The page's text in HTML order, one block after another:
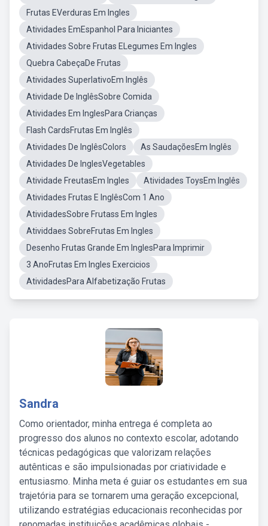
Frutas EVerduras Em Ingles
Atividades EmEspanhol Para Iniciantes
Atividades Sobre Frutas ELegumes Em Ingles
Quebra CabeçaDe Frutas
Atividades SuperlativoEm Inglês
Atividade De InglêsSobre Comida
Atividades Em InglesPara Crianças
Flash CardsFrutas Em Inglês
Atividades De InglêsColors
As SaudaçõesEm Inglês
Atividades De InglesVegetables
Atividade FreutasEm Ingles
Atividades ToysEm Inglês
Atividades Frutas E InglêsCom 1 Ano
AtividadesSobre Frutass Em Ingles
Atividdaes SobreFrutas Em Ingles
Desenho Frutas Grande Em InglesPara Imprimir
3 AnoFrutas Em Ingles Exercicios
AtividadesPara Alfabetização Frutas
Sandra
Como orientador, minha entrega é completa ao
progresso dos alunos no contexto escolar, adotando
técnicas pedagógicas que valorizam relações
autênticas e são impulsionadas por criatividade e
entusiasmo. Minha meta é guiar os estudantes em sua
trajetória para se tornarem uma geração excepcional,
utilizando estratégias educacionais reconhecidas por